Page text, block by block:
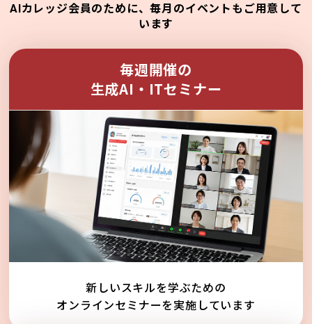
AIカレッジ会員のために、毎月のイベントもご用意して
います
毎週開催の
生成AI・ITセミナー
新しいスキルを学ぶための
オンラインセミナーを実施しています